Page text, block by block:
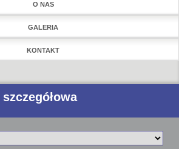
O NAS
GALERIA
KONTAKT